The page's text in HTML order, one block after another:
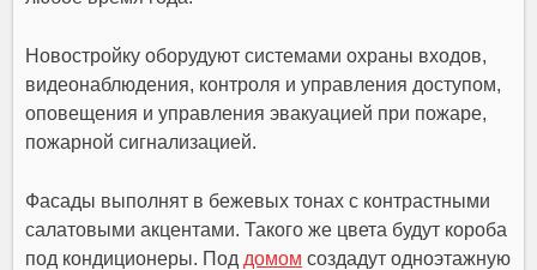
Новостройку оборудуют системами охраны входов,
видеонаблюдения, контроля и управления доступом,
оповещения и управления эвакуацией при пожаре,
пожарной сигнализацией.
Фасады выполнят в бежевых тонах с контрастными
салатовыми акцентами. Такого же цвета будут короба
под кондиционеры. Под домом создадут одноэтажную